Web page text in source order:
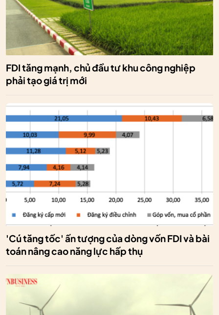
FDI tăng mạnh, chủ đầu tư khu công nghiệp
phải tạo giá trị mới
'Cú tăng tốc' ấn tượng của dòng vốn FDI và bài
toán nâng cao năng lực hấp thụ